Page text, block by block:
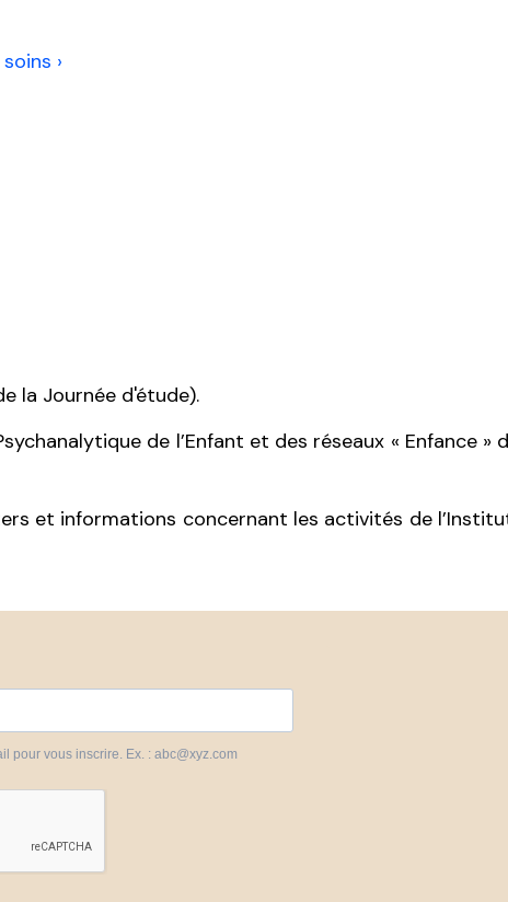
›
la Journée d'étude).
de l’Enfant et des réseaux « Enfance »
et informations concernant les activités de
pour vous inscrire. Ex. : abc@xyz.com